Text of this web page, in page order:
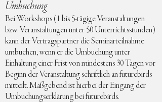
Umbuchung
Bei Workshops (1 bis 5-tägige Veranstaltungen
bzw. Veranstaltungen unter 50 Unterrichtsstunden)
kann der Vertragspartner die Seminarteilnahme
umbuchen, wenn er die Umbuchung unter
Einhaltung einer Frist von mindestens 30 Tagen vor
Beginn der Veranstaltung schriftlich an futurebirds
mitteilt. Maßgebend ist hierbei der Eingang der
Umbuchungserklärung bei futurebirds.